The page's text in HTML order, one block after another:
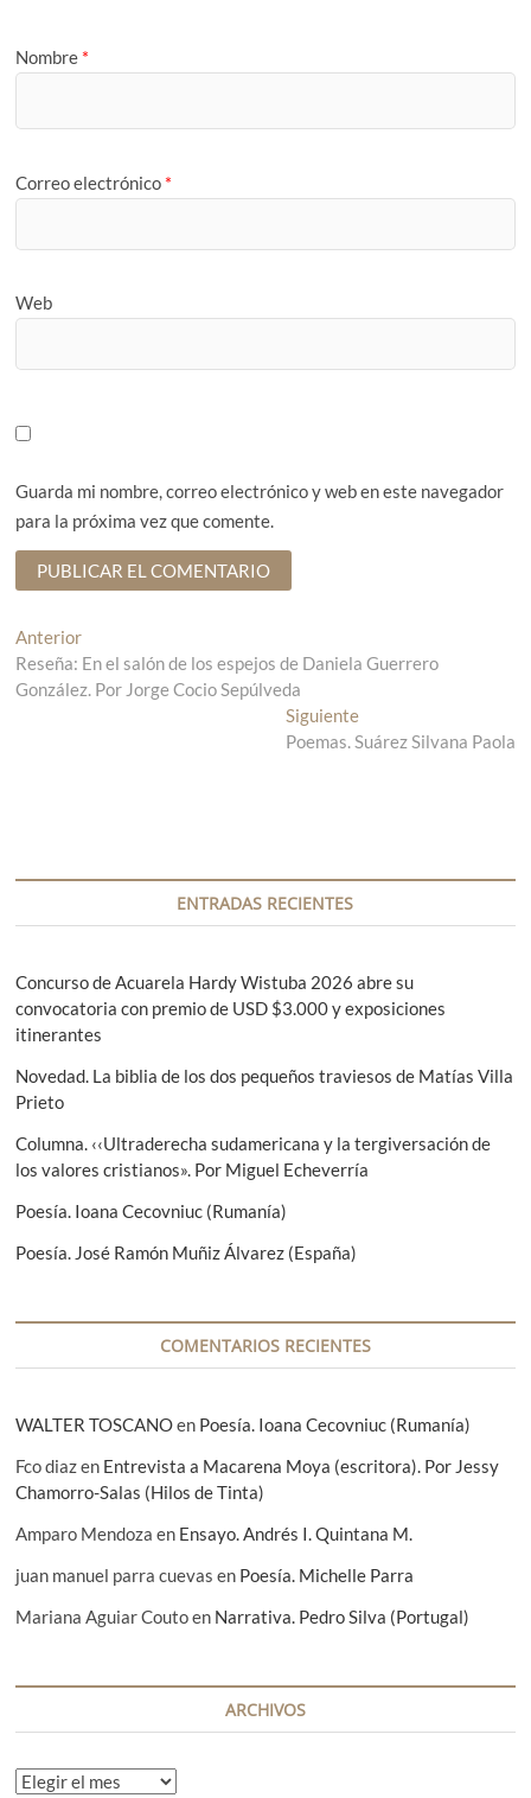
Nombre *
Correo electrónico *
Web
Guarda mi nombre, correo electrónico y web en este navegador
para la próxima vez que comente.
N
a
c
n
d
e
e
n
t
r
a
a
s
Anterior
n
t
r
o
r
:
Reseña: En el salón de los espejos de Daniela Guerrero
González. Por Jorge Cocio Sepúlveda
SiguienteE
n
i
u
i
t
Poemas. Suárez Silvana Paola
ENTRADAS RECIENTES
Concurso de Acuarela Hardy Wistuba 2026 abre su
convocatoria con premio de USD $3.000 y exposiciones
itinerantes
Novedad. La biblia de los dos pequeños traviesos de Matías Villa
Prieto
Columna. ‹‹Ultraderecha sudamericana y la tergiversación de
los valores cristianos». Por Miguel Echeverría
Poesía. Ioana Cecovniuc (Rumanía)
Poesía. José Ramón Muñiz Álvarez (España)
COMENTARIOS RECIENTES
WALTER TOSCANOen Poesía. Ioana Cecovniuc (Rumanía)
Fco diazen Entrevista a Macarena Moya (escritora). Por Jessy
Chamorro-Salas (Hilos de Tinta)
Amparo Mendoza en Ensayo. Andrés I. Quintana M.
juan manuel parra cuevas en Poesía. Michelle Parra
Mariana Aguiar Coutoen Narrativa. Pedro Silva (Portugal)
ARCHIVOS
A